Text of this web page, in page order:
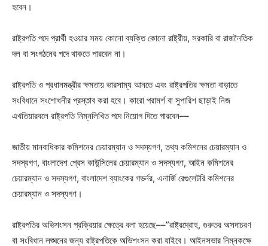
হবেন।
রাষ্ট্রপতি পদে প্রার্থী হওয়ার সময় কোনো ব্যক্তি কোনো রাষ্ট্রীয়, সরকারি বা রাজনৈতিক
দল বা সংগঠনের পদে থাকতে পারবেন না।
রাষ্ট্রপতি ও প্রধানমন্ত্রীর ক্ষমতায় ভারসাম্য আনতে এবং রাষ্ট্রপতির ক্ষমতা বাড়াতে
সংবিধানে সংশোধনীর প্রস্তাব করা হবে। কারো পরামর্শ বা সুপারিশ ছাড়াই নিজ
এখতিয়ারবলে রাষ্ট্রপতি নিম্নলিখিত পদে নিয়োগ দিতে পারবেন––
জাতীয় মানবাধিকার কমিশনের চেয়ারম্যান ও সদস্যগণ, তথ্য কমিশনের চেয়ারম্যান ও
সদস্যগণ, বাংলাদেশ প্রেস কাউন্সিলের চেয়ারম্যান ও সদস্যগণ, আইন কমিশনের
চেয়ারম্যান ও সদস্যগণ, বাংলাদেশ ব্যাংকের গভর্নর, এনার্জি রেগুলেটরি কমিশনের
চেয়ারম্যান ও সদস্যগণ।
রাষ্ট্রপতির অভিশংসন প্রক্রিয়ার ক্ষেত্রে বলা হয়েছে––”রাষ্ট্রদ্রোহ, গুরুতর অসদাচরণ
বা সংবিধান লঙ্ঘনের জন্য রাষ্ট্রপতিকে অভিশংসন করা যাইবে। আইনসভার নিম্নকক্ষে